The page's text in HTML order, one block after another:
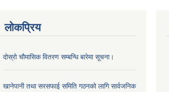
लोकप्रिय
दोस्रो चौमासिक वितरण सम्बन्धि बारेमा सूचना।
खानेपानी तथा सरसफाई समिति गठनको लागि सार्वजनिक